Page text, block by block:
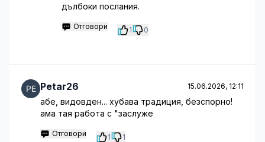
дълбоки послания.
Отговори 1 0
Petar26 15.06.2026, 12:11
абе, видовден... хубава традиция, безспорно!
ама тая работа с "заслуже
Отговори 1 1